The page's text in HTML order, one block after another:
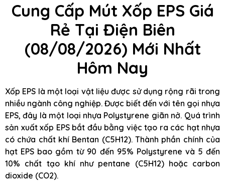
Cung Cấp Mút Xốp EPS Giá
Rẻ Tại Điện Biên
(08/08/2026) Mới Nhất
Hôm Nay
Xốp EPS là một loại vật liệu được sử dụng rộng rãi trong
nhiều ngành công nghiệp. Được biết đến với tên gọi nhựa
EPS, đây là một loại nhựa Polystyrene giãn nở. Quá trình
sản xuất xốp EPS bắt đầu bằng việc tạo ra các hạt nhựa
có chứa chất khí Bentan (C5H12). Thành phần chính của
hạt EPS bao gồm từ 90 đến 95% Polystyrene và 5 đến
10% chất tạo khí như pentane (C5H12) hoặc carbon
dioxide (CO2).